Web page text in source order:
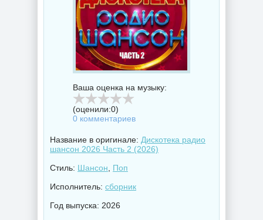
Ваша оценка на музыку:
(оценили:0)
0 комментариев
Название в оригинале: Дискотека радио
шансон 2026 Часть 2 (2026)
Стиль: Шансон
Поп
Исполнитель: сборник
Год выпуска: 2026